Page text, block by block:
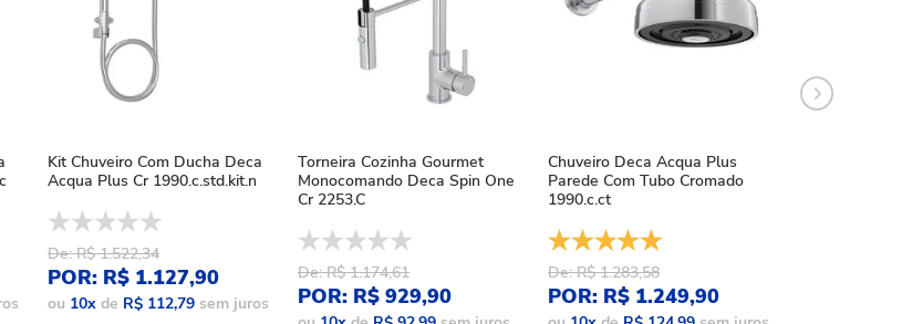
Kit Chuveiro Com Ducha Deca
Acqua Plus Cr 1990.c.std.kit.n
De: R$ 1.522,34
POR: R$ 1.127,90
ou 10x de R$ 112,79 sem juros
Torneira Cozinha Gourmet
Monocomando Deca Spin One
Cr 2253.C
De: R$ 1.174,61
POR: R$ 929,90
Chuveiro Deca Acqua Plus
Parede Com Tubo Cromado
1990.c.ct
De: R$ 1.283,58
POR: R$ 1.249,90